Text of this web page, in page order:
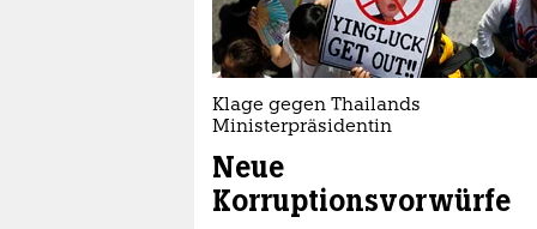
Klage gegen Thailands
Ministerpräsidentin
Neue
Korruptionsvorwürfe